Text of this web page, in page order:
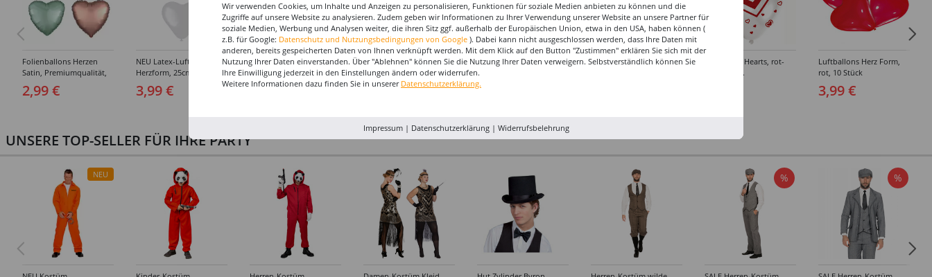
Folienballons Herzen
Satin, Premiumqualität,
Größe: ca. 43 cm -
2,99 €
NEU Latex-Luftballons in
Herzform, 25cm
verschiedene Farben
3,99 €
SALE Folienballons
Herzen Unifarben,
Premiumqualität,
1,99 €
SALE Luftballon
Riesenherz, 50cm
Durchmesser
4,99 €
Luftballons Herzen, weiß,
30cm, 5 Stück
2,99 €
SALE Luftballon Bubble
Luftballon Hearts, rot-
wei0, 6 Stk.
Luftballons Herz Form,
rot, 10 Stück
3,99 €
UNSERE TOP-SELLER FÜR IHRE PARTY
NEU % %
Wir verwenden Cookies, um Inhalte und Anzeigen zu personalisieren, Funktionen für soziale Medien anbieten zu können und die
Zugriffe auf unsere Website zu analysieren. Zudem geben wir Informationen zu Ihrer Verwendung unserer Website an unsere Partner für
soziale Medien, Werbung und Analysen weiter, die ihren Sitz ggf. außerhalb der Europäischen Union, etwa in den USA, haben können (
z.B. für Google: Datenschutz und Nutzungsbedingungen von Google ). Dabei kann nicht ausgeschlossen werden, dass Ihre Daten mit
anderen, bereits gespeicherten Daten von Ihnen verknüpft werden. Mit dem Klick auf den Button "Zustimmen" erklären Sie sich mit der
Nutzung Ihrer Daten einverstanden. Über "Ablehnen" können Sie die Nutzung Ihrer Daten verweigern. Selbstverständlich können Sie
Ihre Einwilligung jederzeit in den Einstellungen ändern oder widerrufen.
Weitere Informationen dazu finden Sie in unserer Datenschutzerklärung.
Impressum| Datenschutzerklärung| Widerrufsbelehrung